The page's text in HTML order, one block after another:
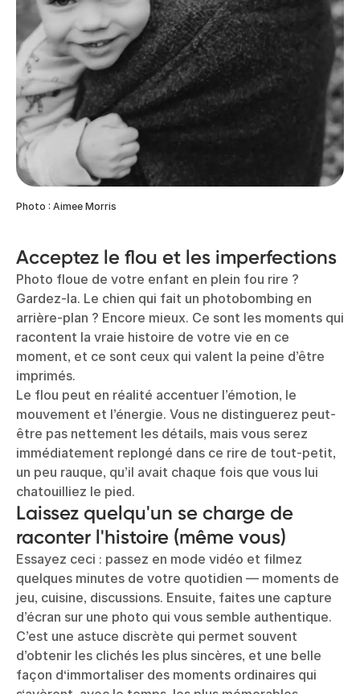
Photo : Aimee Morris
Acceptez le flou et les imperfections
Photo floue de votre enfant en plein fou rire ?
Gardez-la. Le chien qui fait un photobombing en
arrière-plan ? Encore mieux. Ce sont les moments qui
racontent la vraie histoire de votre vie en ce
moment, et ce sont ceux qui valent la peine d’être
imprimés.
Le flou peut en réalité accentuer l’émotion, le
mouvement et l’énergie. Vous ne distinguerez peut-
être pas nettement les détails, mais vous serez
immédiatement replongé dans ce rire de tout-petit,
un peu rauque, qu’il avait chaque fois que vous lui
chatouilliez le pied.
Laissez quelqu'un se charge de
raconter l'histoire (même vous)
Essayez ceci : passez en mode vidéo et filmez
quelques minutes de votre quotidien — moments de
jeu, cuisine, discussions. Ensuite, faites une capture
d’écran sur une photo qui vous semble authentique.
C’est une astuce discrète qui permet souvent
d’obtenir les clichés les plus sincères, et une belle
façon d‘immortaliser des moments ordinaires qui